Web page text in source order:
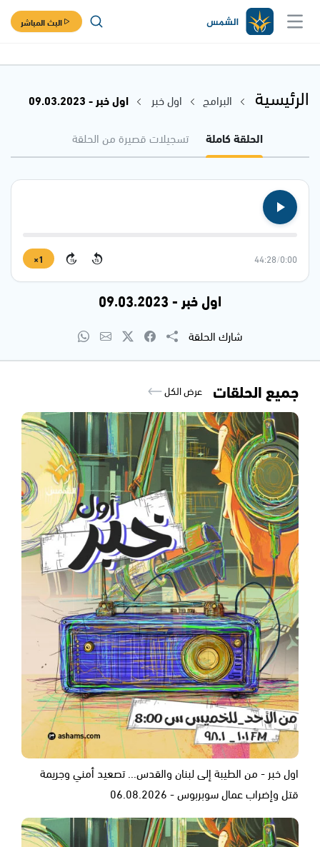
البث المباشر
الرئيسية البرامج اول خبر
اول خبر - 09.03.2023
الحلقة كاملة
تسجيلات قصيرة من الحلقة
0:00
/
44:28
15
15
1×
اول خبر - 09.03.2023
شارك الحلقة
جميع الحلقات عرض الكل
اول خبر - من الطيبة إلى لبنان والقدس... تصعيد أمني وجريمة
قتل وإضراب عمال سوبربوس - 06.08.2026